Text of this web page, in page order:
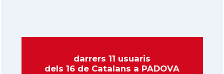
darrers 11 usuaris
dels 16 de Catalans a PADOVA